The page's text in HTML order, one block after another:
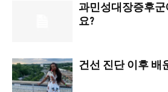
과민성대장증후
요?
건선 진단 이후 배